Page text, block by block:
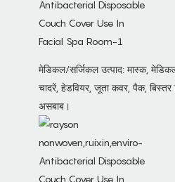
मेडिकल/सर्जिकल उत्पाद: मास्क,
चादरें, हेडवियर, जूता कवर, पैक,
असबाब।